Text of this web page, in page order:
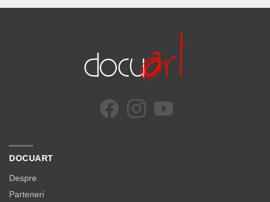
DOCUART
Despre
Parteneri